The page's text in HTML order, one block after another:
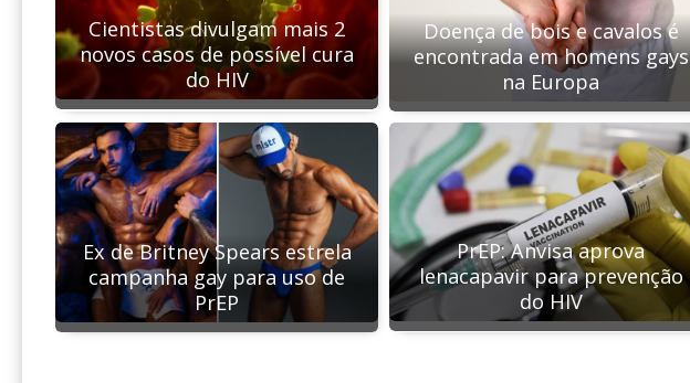
Cientistas divulgam mais 2
novos casos de possível cura
do HIV
Doença de bois e cavalos é
encontrada em homens gays
na Europa
Ex de Britney Spears estrela
campanha gay para uso de
PrEP
PrEP: Anvisa aprova
lenacapavir para prevenção
do HIV